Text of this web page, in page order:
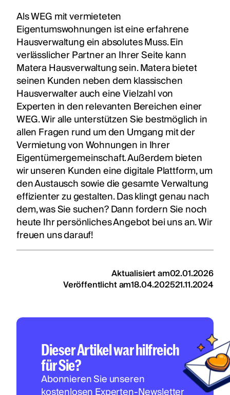
Als WEG mit vermieteten
Eigentumswohnungen ist eine erfahrene
Hausverwaltung ein absolutes Muss. Ein
verlässlicher Partner an Ihrer Seite kann
Matera Hausverwaltung sein. Matera bietet
seinen Kunden neben dem klassischen
Hausverwalter auch eine Vielzahl von
Experten in den relevanten Bereichen einer
WEG. Wir alle unterstützen Sie bestmöglich in
allen Fragen rund um den Umgang mit der
Vermietung von Wohnungen in Ihrer
Eigentümergemeinschaft. Außerdem bieten
wir unseren Kunden eine digitale Plattform, um
den Austausch sowie die gesamte Verwaltung
effizienter zu gestalten. Das klingt genau nach
dem, was Sie suchen? Dann fordern Sie noch
heute Ihr persönliches Angebot bei uns an. Wir
freuen uns darauf!
Aktualisiert am02.01.2026
Veröffentlicht am18.04.202521.11.2024
Dieser Artikel war hilfreich
für Sie?
Abonnieren Sie unseren